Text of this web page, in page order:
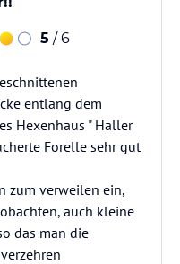
5 / 6
entlang dem
Hexenhaus " Haller
Forelle sehr gut
zum verweilen ein,
auch kleine
das man die